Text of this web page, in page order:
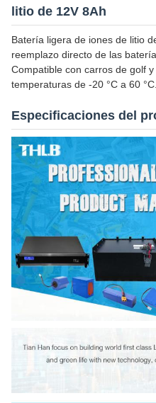
litio de 12V 8Ah
Batería ligera de iones de litio
reemplazo directo de las
Compatible con carros de golf
temperaturas de -20 °C a 60 °C.
Especificaciones del